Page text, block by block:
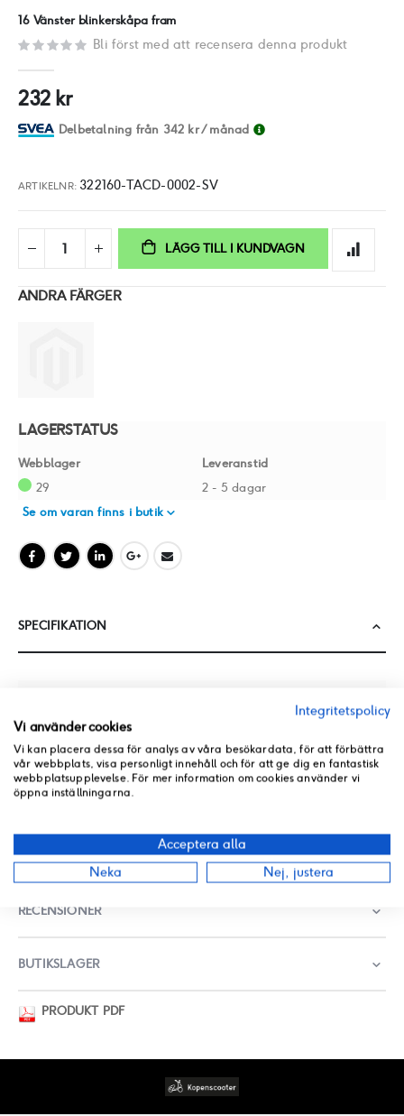
början
bildgalleriet
16 Vänster blinkerskåpa fram
Bli först med att recensera denna produkt
232 kr
Delbetalning från 342 kr/ månad
ARTIKELNR 322160-TACD-0002-SV
LÄGG TILL I KUNDVAGN
ANDRA FÄRGER
LAGERSTATUS
Webblager
Leveranstid
29
2 - 5 dagar
Se om varan finns i butik
SPECIFIKATION
FÄRG
Silver
Baotian
PASSAR MODELLER
RECENSIONER
BUTIKSLAGER
PRODUKT PDF
Integritetspolicy
Vi använder cookies
Vi kan placera dessa för analys av våra besökardata, för att förbättra
vår webbplats, visa personligt innehåll och för att ge dig en fantastisk
webbplatsupplevelse. För mer information om cookies använder vi
öppna inställningarna.
Acceptera alla
Neka
Nej, justera